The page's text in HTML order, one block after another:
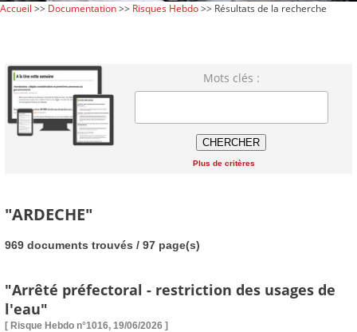
Accueil >> Documentation>> Risques Hebdo>> Résultats de la recherche
Mots clés :
Plus de critères
"ARDECHE"
969 documents trouvés / 97 page(s)
"Arrêté préfectoral - restriction des usages de
l'eau"
[ Risque Hebdo n°1016, 19/06/2026 ]